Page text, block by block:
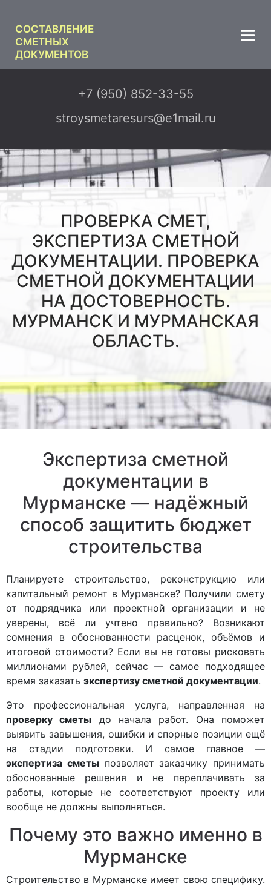
СОСТАВЛЕНИЕ
СМЕТНЫХ
ДОКУМЕНТОВ
+7 (950) 852-33-55
stroysmetaresurs@e1mail.ru
ПРОВЕРКА СМЕТ,
ЭКСПЕРТИЗА СМЕТНОЙ
ДОКУМЕНТАЦИИ. ПРОВЕРКА
СМЕТНОЙ ДОКУМЕНТАЦИИ
НА ДОСТОВЕРНОСТЬ.
МУРМАНСК И МУРМАНСКАЯ
ОБЛАСТЬ.
Экспертиза сметной
документации в
Мурманске — надёжный
способ защитить бюджет
строительства
Планируете строительство, реконструкцию или
капитальный ремонт в Мурманске? Получили смету
от подрядчика или проектной организации и не
уверены, всё ли учтено правильно? Возникают
сомнения в обоснованности расценок, объёмов и
итоговой стоимости? Если вы не готовы рисковать
миллионами рублей, сейчас — самое подходящее
время заказать экспертизу сметной документации.
Это профессиональная услуга, направленная на
проверку сметы до начала работ. Она поможет
выявить завышения, ошибки и спорные позиции ещё
на стадии подготовки. И самое главное —
экспертиза сметыпозволяет заказчику принимать
обоснованные решения и не переплачивать за
работы, которые не соответствуют проекту или
вообще не должны выполняться.
Почему это важно именно в
Мурманске
Строительство в Мурманске имеет свою специфику.